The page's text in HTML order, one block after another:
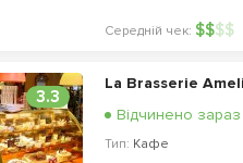
Середній чек: $$$$
3.3
La Brasserie
Відчинено зараз
Тип: Кафе